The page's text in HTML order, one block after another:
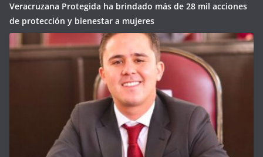
Veracruzana Protegida ha brindado más de 28 mil acciones
de protección y bienestar a mujeres